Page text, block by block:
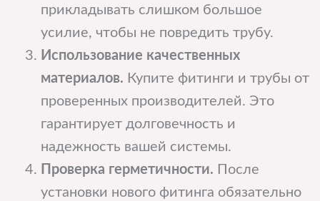
прикладывать слишком большое
усилие, чтобы не повредить трубу.
Использование качественных
материалов. Купите фитинги и трубы от
проверенных производителей. Это
гарантирует долговечность и
надежность вашей системы.
Проверка герметичности. После
установки нового фитинга обязательно